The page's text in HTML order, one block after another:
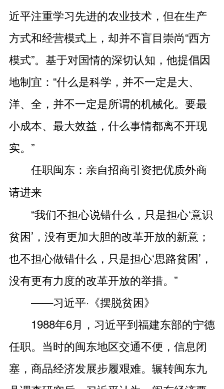
近平注重学习先进的农业技术，但在生产
方式和经营模式上，却并不盲目崇尚“西方
模式”。基于对国情的深切认知，他提倡因
地制宜：“什么是科学，并不一定是大、
洋、全，并不一定是所谓的机械化。要最
小成本、最大效益，什么事情都离不开现
实。”
任职闽东：亲自招商引资把优质外商
请进来
“我们不担心说错什么，只是担心‘意识
贫困’，没有更加大胆的改革开放的新意；
也不担心做错什么，只是担心‘思路贫困’，
没有更有力度的改革开放的举措。”
——习近平·《摆脱贫困》
1988年6月，习近平到福建东部的宁德
任职。当时的闽东地区交通不便，信息闭
塞，商品经济发展步履艰难。辗转闽东九